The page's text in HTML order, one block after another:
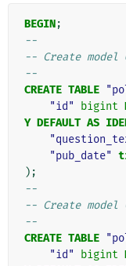
BEGIN;
--
-- Create model
--
CREATE TABLE
"id"
bigint
Y DEFAULT AS
"pub_date"
);
--
-- Create model
--
CREATE TABLE
"id"
bigint